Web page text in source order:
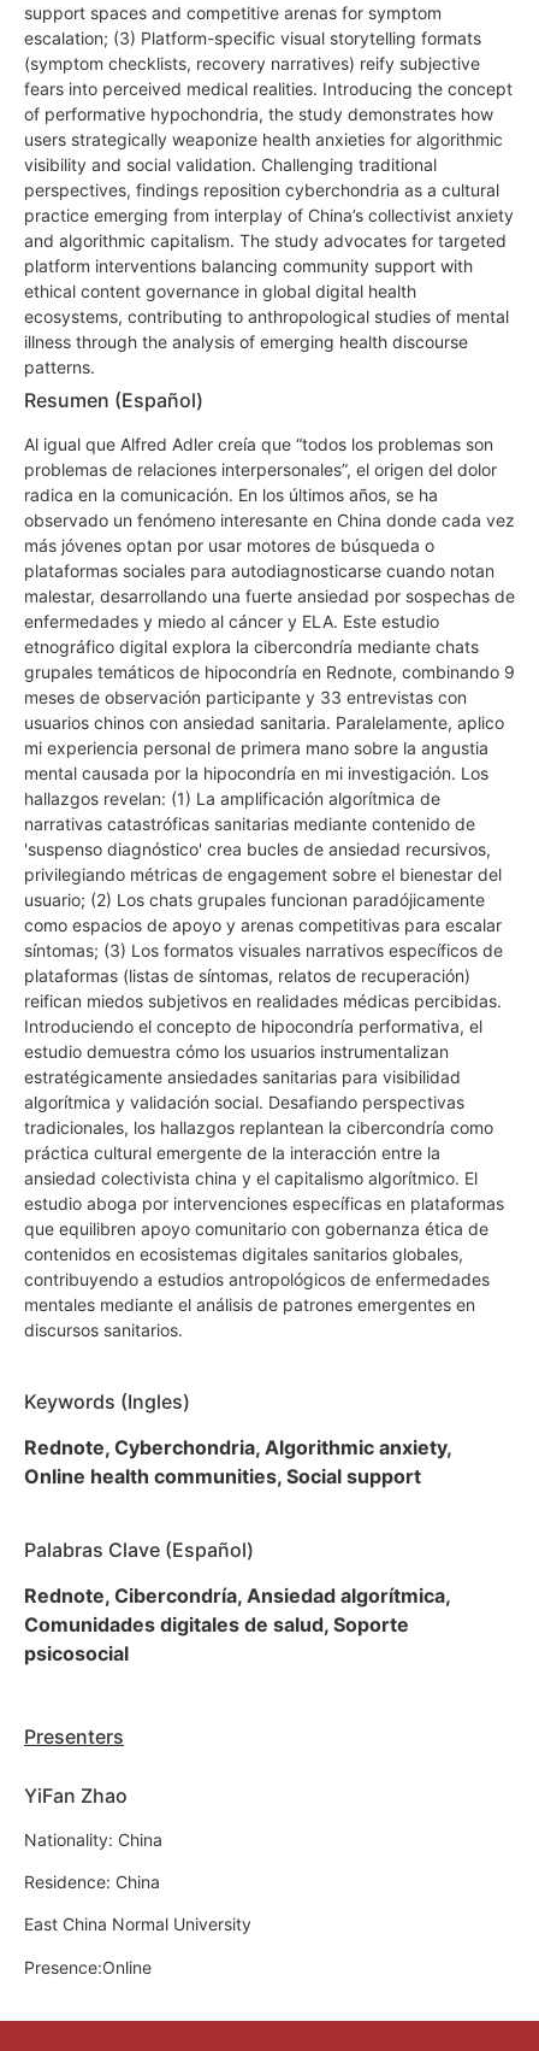
support spaces and competitive arenas for symptom
escalation; (3) Platform-specific visual storytelling formats
(symptom checklists, recovery narratives) reify subjective
fears into perceived medical realities. Introducing the concept
of performative hypochondria, the study demonstrates how
users strategically weaponize health anxieties for algorithmic
visibility and social validation. Challenging traditional
perspectives, findings reposition cyberchondria as a cultural
practice emerging from interplay of China’s collectivist anxiety
and algorithmic capitalism. The study advocates for targeted
platform interventions balancing community support with
ethical content governance in global digital health
ecosystems, contributing to anthropological studies of mental
illness through the analysis of emerging health discourse
patterns.
Resumen (Español)
Al igual que Alfred Adler creía que “todos los problemas son
problemas de relaciones interpersonales”, el origen del dolor
radica en la comunicación. En los últimos años, se ha
observado un fenómeno interesante en China donde cada vez
más jóvenes optan por usar motores de búsqueda o
plataformas sociales para autodiagnosticarse cuando notan
malestar, desarrollando una fuerte ansiedad por sospechas de
enfermedades y miedo al cáncer y ELA. Este estudio
etnográfico digital explora la cibercondría mediante chats
grupales temáticos de hipocondría en Rednote, combinando 9
meses de observación participante y 33 entrevistas con
usuarios chinos con ansiedad sanitaria. Paralelamente, aplico
mi experiencia personal de primera mano sobre la angustia
mental causada por la hipocondría en mi investigación. Los
hallazgos revelan: (1) La amplificación algorítmica de
narrativas catastróficas sanitarias mediante contenido de
'suspenso diagnóstico' crea bucles de ansiedad recursivos,
privilegiando métricas de engagement sobre el bienestar del
usuario; (2) Los chats grupales funcionan paradójicamente
como espacios de apoyo y arenas competitivas para escalar
síntomas; (3) Los formatos visuales narrativos específicos de
plataformas (listas de síntomas, relatos de recuperación)
reifican miedos subjetivos en realidades médicas percibidas.
Introduciendo el concepto de hipocondría performativa, el
estudio demuestra cómo los usuarios instrumentalizan
estratégicamente ansiedades sanitarias para visibilidad
algorítmica y validación social. Desafiando perspectivas
tradicionales, los hallazgos replantean la cibercondría como
práctica cultural emergente de la interacción entre la
ansiedad colectivista china y el capitalismo algorítmico. El
estudio aboga por intervenciones específicas en plataformas
que equilibren apoyo comunitario con gobernanza ética de
contenidos en ecosistemas digitales sanitarios globales,
contribuyendo a estudios antropológicos de enfermedades
mentales mediante el análisis de patrones emergentes en
discursos sanitarios.
Keywords (Ingles)
Rednote, Cyberchondria, Algorithmic anxiety,
Online health communities, Social support
Palabras Clave (Español)
Rednote, Cibercondría, Ansiedad algorítmica,
Comunidades digitales de salud, Soporte
psicosocial
Presenters
YiFan Zhao
Nationality: China
Residence: China
East China Normal University
Presence:Online